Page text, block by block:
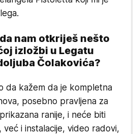
nam otkriješ nešto
izložbi u Legatu
Čolakovića?
da kažem da je kompletna
posebno pravljena za
ranije, i neće biti
već i instalacije, video radovi,